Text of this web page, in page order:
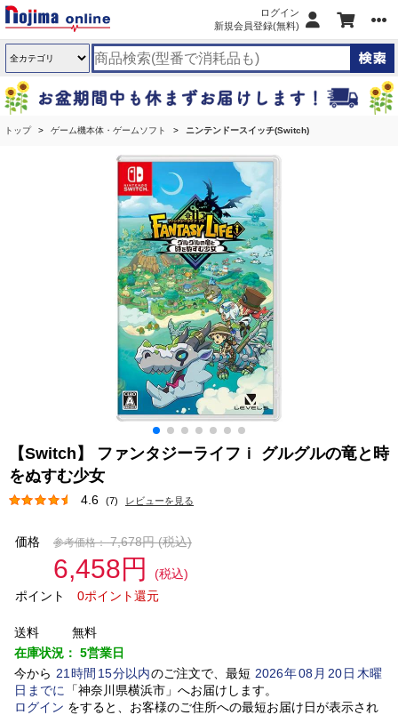
ログイン
新規会員登録(無料)
トップ ゲーム機本体・ゲームソフト ニンテンドースイッチ(Switch)
【Switch】 ファンタジーライフｉ グルグルの竜と時
をぬすむ少女
4.6 (7) レビューを見る
価格 参考価格： 7,678円(税込)
6,458円
(税込)
ポイント
0ポイント還元
送料
無料
在庫状況： 5営業日
今から 21 時間 15分以内のご注文で、最短 2026年08 月 20日木曜
日 までに 「神奈川県横浜市」 へお届けします。
ログイン をすると、お客様のご住所への最短お届け日が表示され